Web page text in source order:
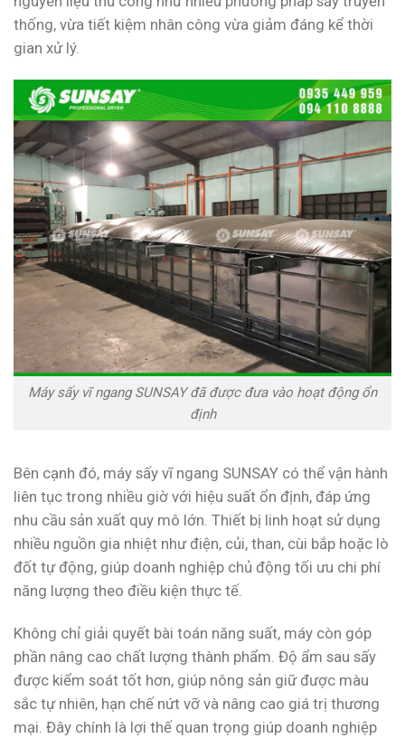
thống, vừa tiết kiệm nhân công vừa giảm đáng kể thời
gian xử lý.
Máy sấy vĩ ngang SUNSAY đã được đưa vào hoạt động ổn
định
Bên cạnh đó, máy sấy vĩ ngang SUNSAY có thể vận hành
liên tục trong nhiều giờ với hiệu suất ổn định, đáp ứng
nhu cầu sản xuất quy mô lớn. Thiết bị linh hoạt sử dụng
nhiều nguồn gia nhiệt như điện, củi, than, cùi bắp hoặc lò
đốt tự động, giúp doanh nghiệp chủ động tối ưu chi phí
năng lượng theo điều kiện thực tế.
Không chỉ giải quyết bài toán năng suất, máy còn góp
phần nâng cao chất lượng thành phẩm. Độ ẩm sau sấy
được kiểm soát tốt hơn, giúp nông sản giữ được màu
sắc tự nhiên, hạn chế nứt vỡ và nâng cao giá trị thương
mại. Đây chính là lợi thế quan trọng giúp doanh nghiệp